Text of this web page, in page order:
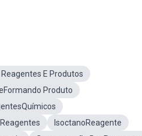
E Produtos
Produto
IsoctanoReagente